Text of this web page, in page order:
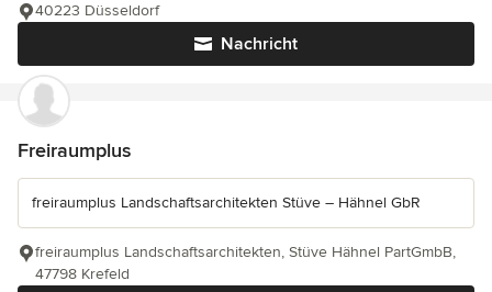
Nachricht
40223 Düsseldorf
Freiraumplus
freiraumplus Landschaftsarchitekten Stüve – Hähnel GbR
freiraumplus Landschaftsarchitekten, Stüve Hähnel PartGmbB,
47798 Krefeld